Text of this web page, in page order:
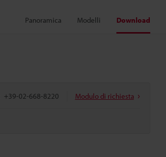
Panoramica Modelli Download
+39-02-668-8220 Modulo di richiesta